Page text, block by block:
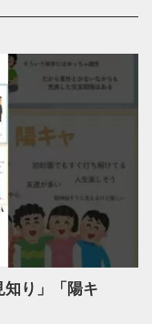
知り」「陽キ